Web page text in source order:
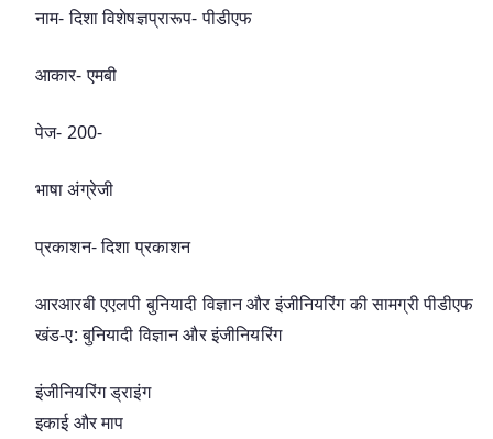
नाम- दिशा विशेषज्ञप्रारूप- पीडीएफ
आकार- एमबी
पेज- 200-
भाषा अंग्रेजी
प्रकाशन- दिशा प्रकाशन
आरआरबी एएलपी बुनियादी विज्ञान और इंजीनियरिंग की सामग्री पीडीएफ
खंड-ए: बुनियादी विज्ञान और इंजीनियरिंग
इंजीनियरिंग ड्राइंग
इकाई और माप